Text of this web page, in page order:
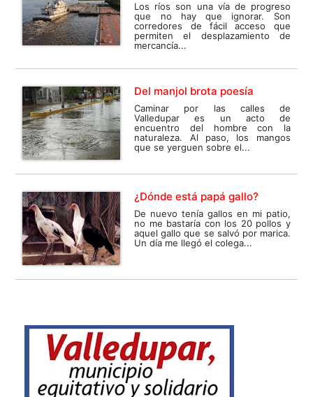
Los ríos son una vía de progreso
que no hay que ignorar. Son
corredores de fácil acceso que
permiten el desplazamiento de
mercancía...
Del manjol brota poesía
Caminar por las calles de
Valledupar es un acto de
encuentro del hombre con la
naturaleza. Al paso, los mangos
que se yerguen sobre el...
¿Dónde está papá gallo?
De nuevo tenía gallos en mi patio,
no me bastaría con los 20 pollos y
aquel gallo que se salvó por marica.
Un día me llegó el colega...